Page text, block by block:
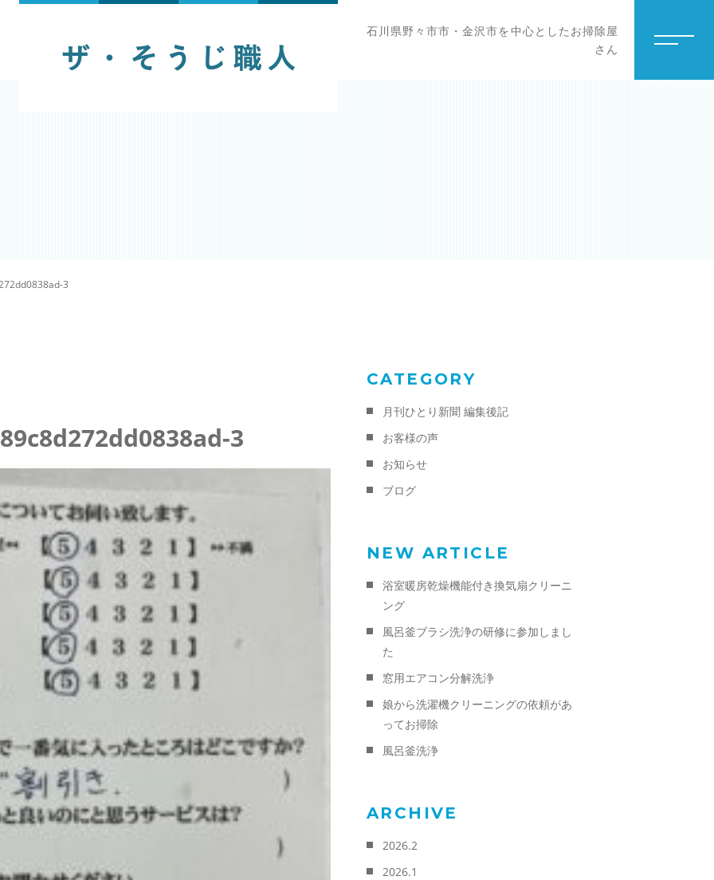
石川県野々市市・金沢市を中心としたお掃除屋
さん
3
3
CATEGORY
月刊ひとり新聞 編集後記
お客様の声
お知らせ
ブログ
NEW ARTICLE
浴室暖房乾燥機能付き換気扇クリーニ
ング
風呂釜ブラシ洗浄の研修に参加しまし
た
窓用エアコン分解洗浄
娘から洗濯機クリーニングの依頼があ
ってお掃除
風呂釜洗浄
ARCHIVE
2026.2
2026.1